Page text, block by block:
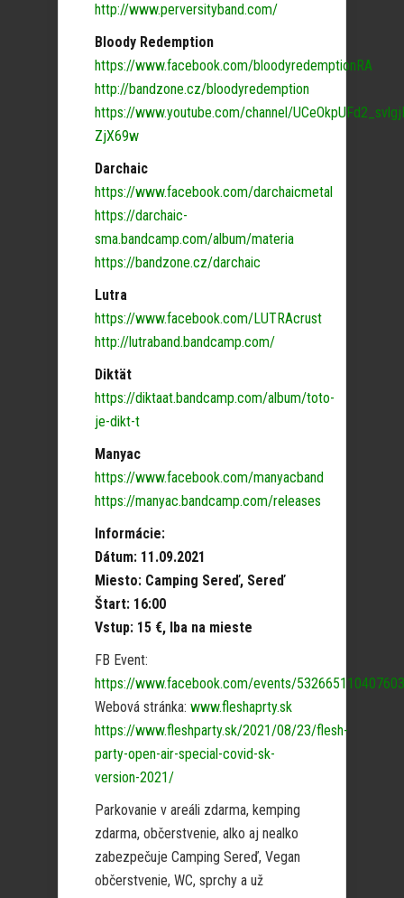
http://www.perversityband.com/
Bloody Redemption
https://www.facebook.com/bloodyredemptionRA
http://bandzone.cz/bloodyredemption
https://www.youtube.com/channel/
ZjX69w
Darchaic
https://www.facebook.com/darchaicmetal
https://darchaic-
sma.bandcamp.com/album/materia
https://bandzone.cz/darchaic
Lutra
https://www.facebook.com/LUTRAcrust
http://lutraband.bandcamp.com/
Diktät
https://diktaat.bandcamp.com/album/toto-
je-dikt-t
Manyac
https://www.facebook.com/manyacband
https://manyac.bandcamp.com/releases
Informácie:
Dátum: 11.09.2021
Miesto: Camping Sereď, Sereď
Štart: 16:00
Vstup: 15 €, Iba na mieste
FB Event:
https://www.facebook.com/events/
Webová stránka: www.fleshaprty.sk
https://www.fleshparty.sk/2021/08/23/flesh-
party-open-air-special-covid-sk-
version-2021/
Parkovanie v areáli zdarma, kemping
zdarma, občerstvenie, alko aj nealko
zabezpečuje Camping Sereď, Vegan
občerstvenie, WC, sprchy a už